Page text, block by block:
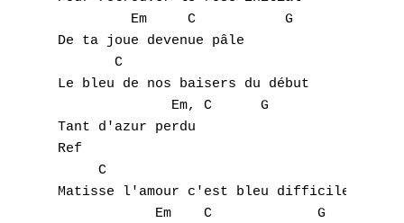
         Em     C           G
De ta joue devenue pâle
C
Le bleu de nos baisers du début
              Em, C      G
Tant d'azur perdu
Ref
C
Matisse l'amour c'est bleu difficile
            Em    C             G
E
F
I